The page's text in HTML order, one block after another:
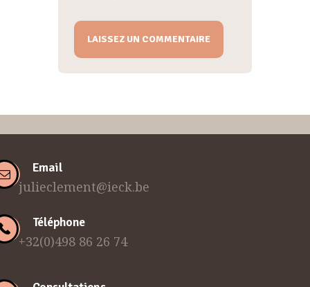
Email
julieclement@ieck.be
Téléphone
+32(0)498 86 26 74